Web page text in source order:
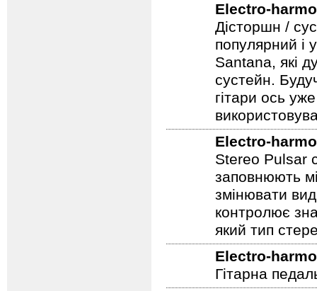
Electro-
Дісторшн /
популярний і
Santana, які
сустейн.
гітари ось
Electro-
Stereo Pulsar
заповнюють
змінювати
контролює
який тип
Electro-
Гітарна